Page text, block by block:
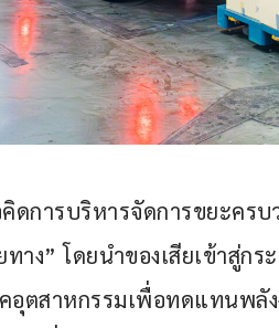
ดการบริหารจัดการขยะคร
าง” โดยนำของเสียเข้าสู่ก
อุตสาหกรรมเพื่อทดแทนพลั